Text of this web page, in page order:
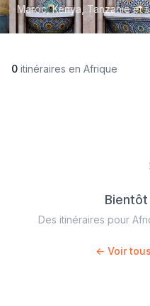
Maroc, Kenya, Tanzanie et
0 itinéraires en Afrique
Des itinéraires pour
← Voir